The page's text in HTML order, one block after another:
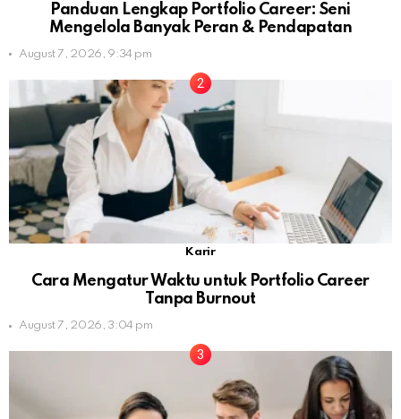
Panduan Lengkap Portfolio Career: Seni
Mengelola Banyak Peran & Pendapatan
August 7, 2026, 9:34 pm
Karir
Cara Mengatur Waktu untuk Portfolio Career
Tanpa Burnout
August 7, 2026, 3:04 pm